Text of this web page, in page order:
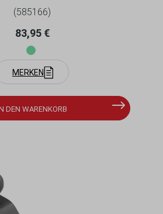
(585166)
Regulärer Preis:
83,95 €
MERKEN
DEN WARENKORB